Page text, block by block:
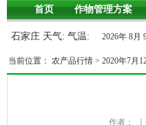
首页 作物管理方案
石家庄 天气: 气温: 2026年 8月
当前位置： 农产品行情 > 2020年7月
作者：